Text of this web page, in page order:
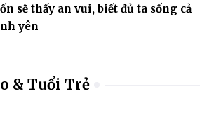
sẽ thấy an vui, biết đủ ta sống cả
yên
& Tuổi Trẻ